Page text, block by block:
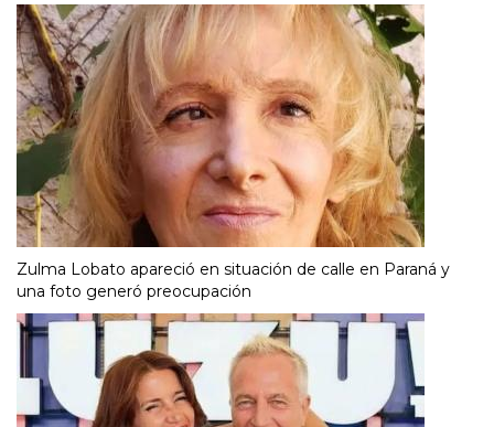
Zulma Lobato apareció en situación de calle en Paraná y
una foto generó preocupación